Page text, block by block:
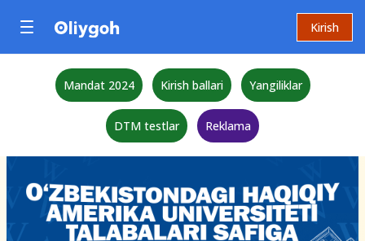
Kirish
Mandat 2024 Kirish ballari Yangiliklar
DTM testlar Reklama